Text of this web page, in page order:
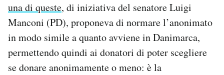
una di queste, di iniziativa del senatore Luigi
Manconi (PD), proponeva di normare l’anonimato
in modo simile a quanto avviene in Danimarca,
permettendo quindi ai donatori di poter scegliere
se donare anonimamente o meno: è la